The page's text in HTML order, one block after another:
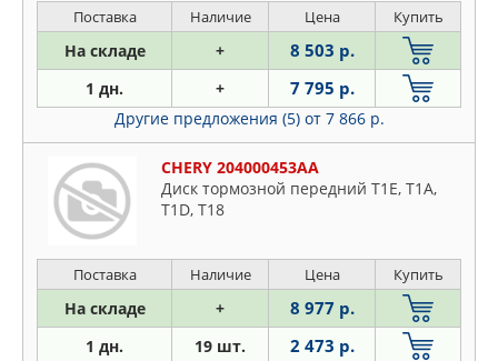
Поставка Наличие Цена Купить
На складе + 8 503 р.
1 дн. + 7 795 р.
Другие предложения (5) от 7 866 р.
CHERY 204000453AA
Диск тормозной передний T1E, T1A,
T1D, T18
Поставка Наличие Цена Купить
На складе + 8 977 р.
1 дн. 19 шт. 2 473 р.